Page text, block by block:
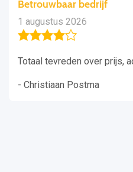
Betrouwbaar bedrijf
1 augustus 2026
Totaal tevreden over prijs,
- Christiaan Postma